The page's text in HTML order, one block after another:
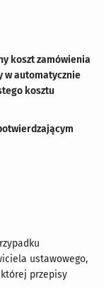
koszt zamówienia
w automatycznie
kosztu
ustawowego,
przepisy